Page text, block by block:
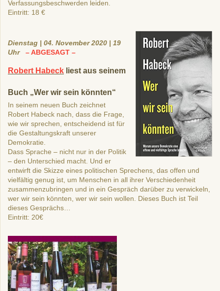
Verfassungsbeschwerden leiden.
Eintritt: 18 €
Dienstag | 04. November 2020 | 19
Uhr
– ABGESAGT –
Robert Habeck liest aus seinem
Buch „Wer wir sein könnten“
In seinem neuen Buch zeichnet
Robert Habeck nach, dass die Frage,
wie wir sprechen, entscheidend ist für
die Gestaltungskraft unserer
Demokratie.
Dass Sprache – nicht nur in der Politik
– den Unterschied macht. Und er
entwirft die Skizze eines politischen Sprechens, das offen und
vielfältig genug ist, um Menschen in all ihrer Verschiedenheit
zusammenzubringen und in ein Gespräch darüber zu verwickeln,
wer wir sein könnten, wer wir sein wollen. Dieses Buch ist Teil
dieses Gesprächs…
Eintritt: 20€